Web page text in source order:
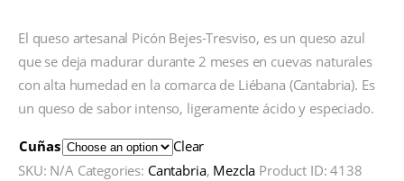
El queso artesanal Picón Bejes-Tresviso, es un queso azul
que se deja madurar durante 2 meses en cuevas naturales
con alta humedad en la comarca de Liébana (Cantabria). Es
un queso de sabor intenso, ligeramente ácido y especiado.
Cuñas
Clear
SKU: N/A Categories: Cantabria, Mezcla Product ID:4138